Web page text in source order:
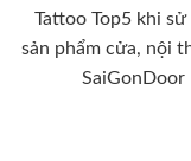
Tattoo Top5 khi sử
sản phẩm cửa, nội
SaiGonDoor